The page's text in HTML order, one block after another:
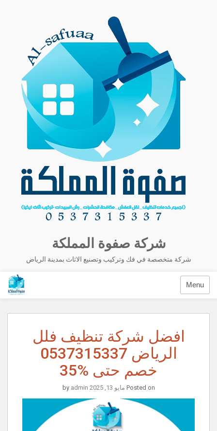
شركة صفوة المملكة
شركة متخصصة في فك وتركيب وتصنيع الاثاث بمدينة الرياض
Menu
افضل شركة تنظيف فلل
الرياض 0537315337
خصم حتى %35
Posted on مايو 13, 2025 admin